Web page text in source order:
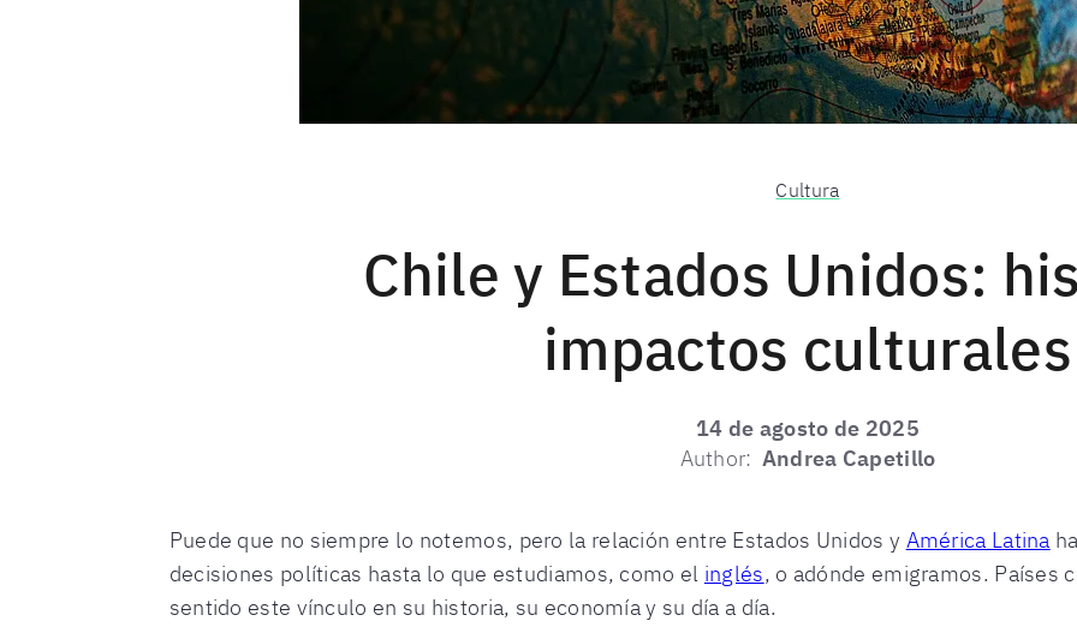
Cultura
Chile y Estados Unidos:
impactos culturales
14 de agosto de 2025
Author: Andrea Capetillo
Puede que no siempre lo notemos, pero la relación entre Estados Unidos y América Latina
decisiones políticas hasta lo que estudiamos, como el inglés, o adónde emigramos. Países
sentido este vínculo en su historia, su economía y su día a día.